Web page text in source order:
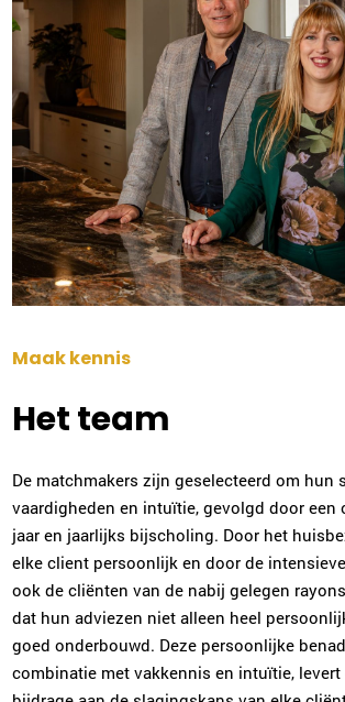
Maak kennis
Het team
De matchmakers zijn geselecteerd om hun
vaardigheden en intuïtie, gevolgd door een
jaar en jaarlijks bijscholing. Door het
elke client persoonlijk en door de
ook de cliënten van de nabij gelegen
dat hun adviezen niet alleen heel
goed onderbouwd. Deze persoonlijke
combinatie met vakkennis en intuïtie,